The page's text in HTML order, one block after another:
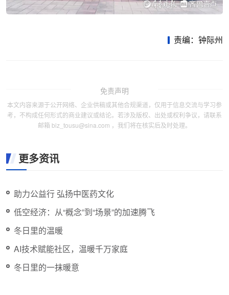
责编：钟际州
免责声明
本文内容来源于公开网络、企业供稿或其他合规渠道，仅用于信息交流与学习参
考，不构成任何形式的商业建议或结论。若涉及版权、出处或权利争议，请联系
邮箱 biz_tousu@sina.com ，我们将在核实后及时处理。
更多资讯
助力公益行 弘扬中医药文化
低空经济：从“概念”到“场景”的加速腾飞
冬日里的温暖
AI技术赋能社区，温暖千万家庭
冬日里的一抹暖意